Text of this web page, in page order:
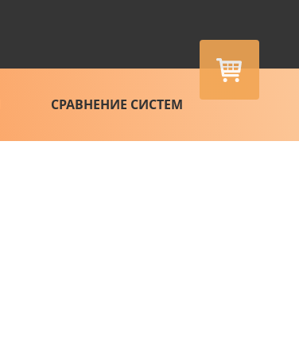
СРАВНЕНИЕ СИСТЕМ